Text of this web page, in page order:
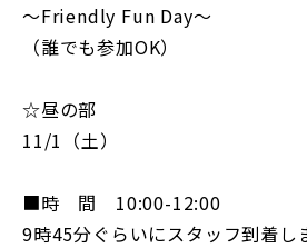
〜Friendly Fun Day〜
（誰でも参加OK）
☆昼の部
11/1（土）
■時 間 10:00-12:00
9時45分ぐらいにスタッフ到着し